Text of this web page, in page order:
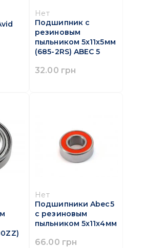
Нет
Подшипник с
резиновым
пыльником 5x11x5мм
(685-2RS) ABEC 5
32.00 грн
Нет
Подшипники Abec5
с резиновым
пыльником 5x11x4мм
66.00 грн